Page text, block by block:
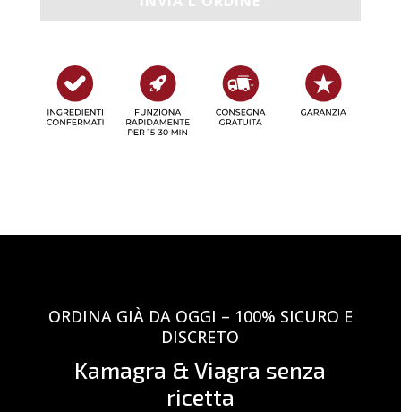
ORDINA GIÀ DA OGGI – 100% SICURO E
DISCRETO
Kamagra & Viagra senza
ricetta